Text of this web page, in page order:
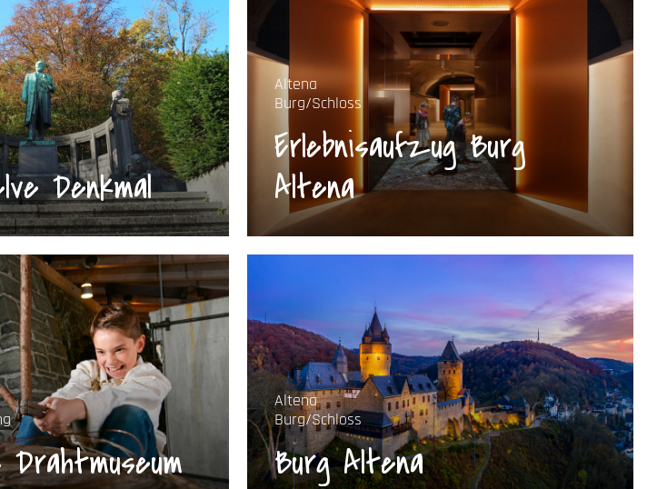
Denkmal
Altena
Burg/Schloss
Erlebnisaufzug Burg
Altena
Altena
Burg/Schloss
Burg Altena